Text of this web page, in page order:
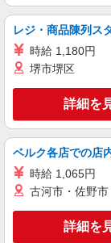
キープ
株式会社kotrio /
キー
レジ・商品陳列ス
時給 1,180円
堺市堺区
詳細を
ベルク各店での店
時給 1,065円
古河市・佐野
詳細を